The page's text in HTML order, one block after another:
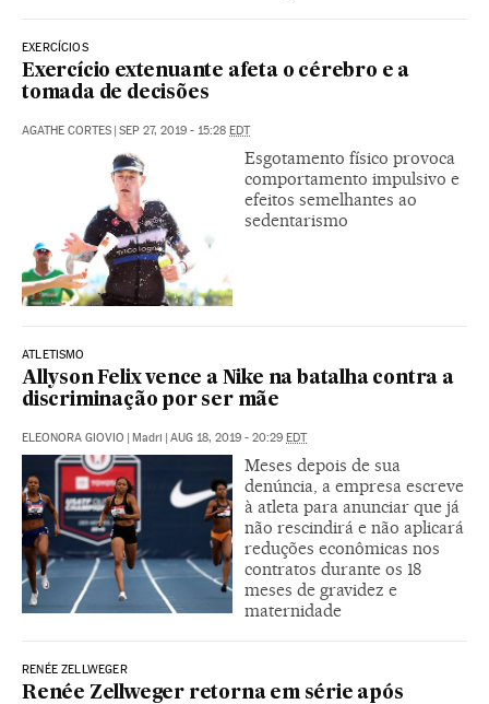
EXERCÍCIOS
Exercício extenuante afeta o cérebro e a
tomada de decisões
AGATHE CORTES | SEP 27, 2019 - 15:28 EDT
Esgotamento físico provoca
comportamento impulsivo e
efeitos semelhantes ao
sedentarismo
ATLETISMO
Allyson Felix vence a Nike na batalha contra a
discriminação por ser mãe
ELEONORA GIOVIO | Madri | AUG 18, 2019 - 20:29 EDT
Meses depois de sua
denúncia, a empresa escreve
à atleta para anunciar que já
não rescindirá e não aplicará
reduções econômicas nos
contratos durante os 18
meses de gravidez e
maternidade
RENÉE ZELLWEGER
Renée Zellweger retorna em série após